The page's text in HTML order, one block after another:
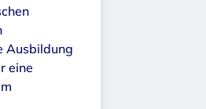
Ausbildung
eine